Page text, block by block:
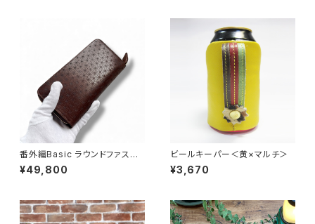
番外編Basic ラウンドファスナ
ーロングウォレット ブッテーロ
麻の葉紋様× ブライドル レザー
¥49,800
ビールキーパー＜黄×マルチ＞
¥3,670